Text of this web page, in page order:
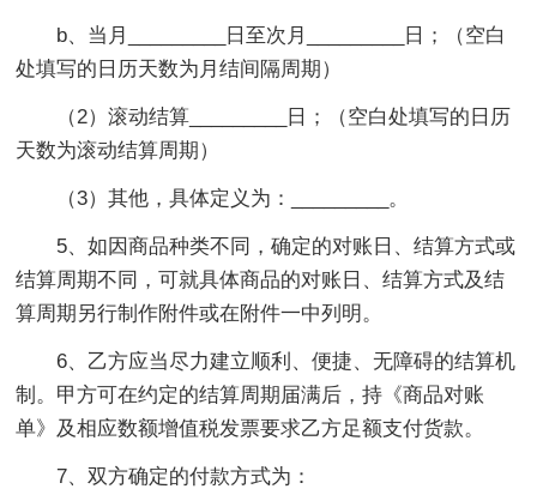
b、当月_________日至次月_________日；（空白
处填写的日历天数为月结间隔周期）
（2）滚动结算_________日；（空白处填写的日历
天数为滚动结算周期）
（3）其他，具体定义为：_________。
5、如因商品种类不同，确定的对账日、结算方式或
结算周期不同，可就具体商品的对账日、结算方式及结
算周期另行制作附件或在附件一中列明。
6、乙方应当尽力建立顺利、便捷、无障碍的结算机
制。甲方可在约定的结算周期届满后，持《商品对账
单》及相应数额增值税发票要求乙方足额支付货款。
7、双方确定的付款方式为：